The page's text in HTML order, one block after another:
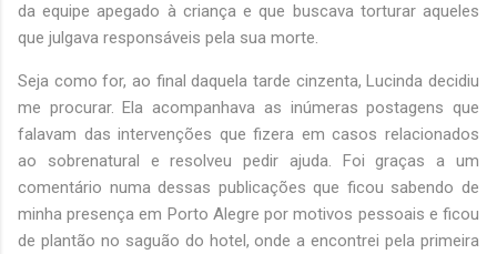
da equipe apegado à criança e que buscava torturar aqueles
que julgava responsáveis pela sua morte.
Seja como for, ao final daquela tarde cinzenta, Lucinda decidiu
me procurar. Ela acompanhava as inúmeras postagens que
falavam das intervenções que fizera em casos relacionados
ao sobrenatural e resolveu pedir ajuda. Foi graças a um
comentário numa dessas publicações que ficou sabendo de
minha presença em Porto Alegre por motivos pessoais e ficou
de plantão no saguão do hotel, onde a encontrei pela primeira